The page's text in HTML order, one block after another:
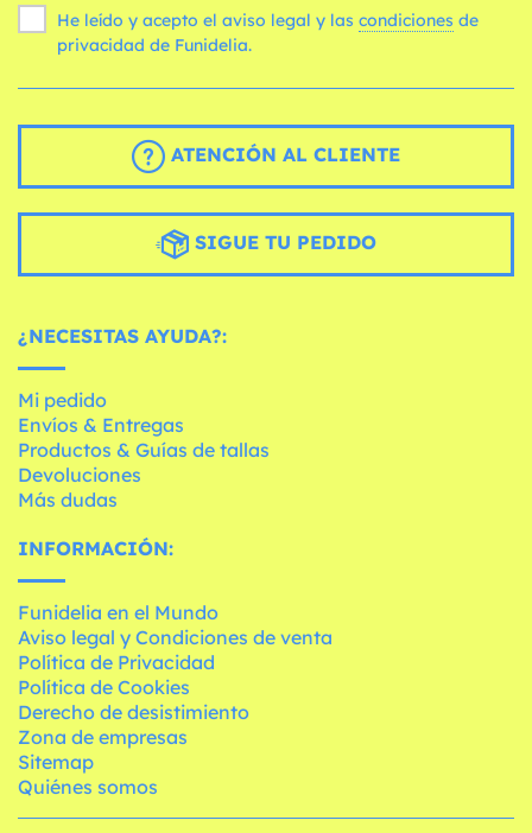
He leído y acepto el aviso legal y las condiciones
privacidad de Funidelia.
ATENCIÓN AL CLIENTE
SIGUE TU PEDIDO
¿NECESITAS AYUDA?:
Mi pedido
Envíos & Entregas
Productos & Guías de tallas
Devoluciones
Más dudas
INFORMACIÓN:
Funidelia en el Mundo
Aviso legal y Condiciones de venta
Política de Privacidad
Política de Cookies
Derecho de desistimiento
Zona de empresas
Sitemap
Quiénes somos